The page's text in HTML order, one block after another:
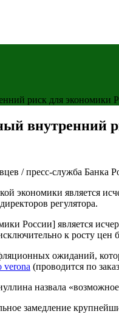
риск для
/ пресс-служба Банка
экономики является
регулятора.
России] является
к росту цен
ожиданий,
verona (проводится по
назвала «возможное
замедление